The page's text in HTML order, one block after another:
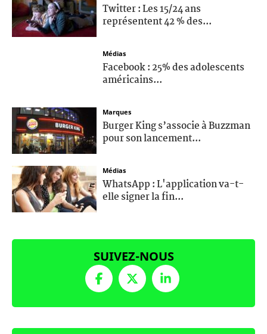
Twitter : Les 15/24 ans
représentent 42 % des...
Médias
Facebook : 25% des adolescents
américains...
Marques
Burger King s’associe à Buzzman
pour son lancement...
Médias
WhatsApp : L'application va-t-
elle signer la fin...
SUIVEZ-NOUS